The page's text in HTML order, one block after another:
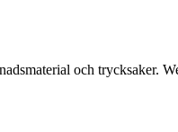
och trycksaker.